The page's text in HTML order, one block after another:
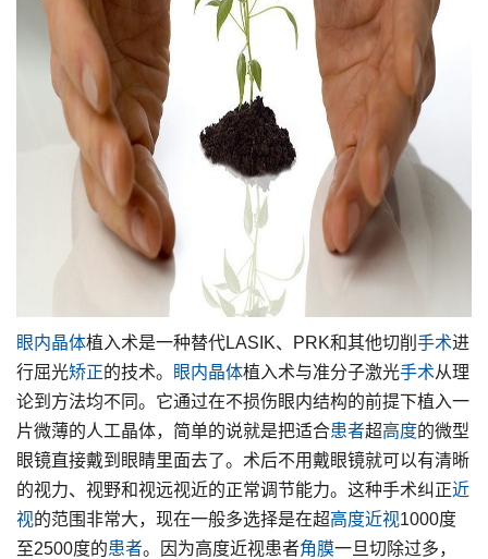
眼内晶体植入术是一种替代LASIK、PRK和其他切削 手术进
行屈光矫正的技术。 眼内晶体植入术与准分子激光手术从理
论到方法均不同。它通过在不损伤眼内结构的前提下植入一
片微薄的人工晶体，简单的说就是把适合患者超高度的微型
眼镜直接戴到眼睛里面去了。术后不用戴眼镜就可以有清晰
的视力、视野和视远视近的正常调节能力。这种手术纠正近
视的范围非常大，现在一般多选择是在超高度近视1000度
至2500度的患者。因为高度近视患者角膜一旦切除过多，